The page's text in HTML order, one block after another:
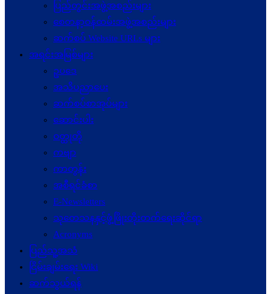
ပြည်တွင်းအဖွဲ့အစည်းများ
စေတနာ့ဝန်ထမ်းအဖွဲ့အစည်းများ
ဆက်စပ် Website URLs များ
အရင်းအမြစ်များ
ဥပဒေ
အသိပညာပေး
ဆက်စပ်စာအုပ်များ
ဆောင်းပါး
ဝတ္ထုတို
ကဗျာ
ကာတွန်း
အစီရင်ခံစာ
E-Newsletters
သုတေသနနှင့်ဖွံ့ဖြိုးတိုးတက်ရေးဆိုင်ရာ
Acronyms
ပြည်သူ့အသံ
ငြိမ်းချမ်းရေး Wiki
ဆက်သွယ်ရန်